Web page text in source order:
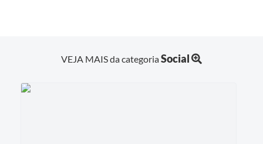
VEJA MAIS da categoriaSocial